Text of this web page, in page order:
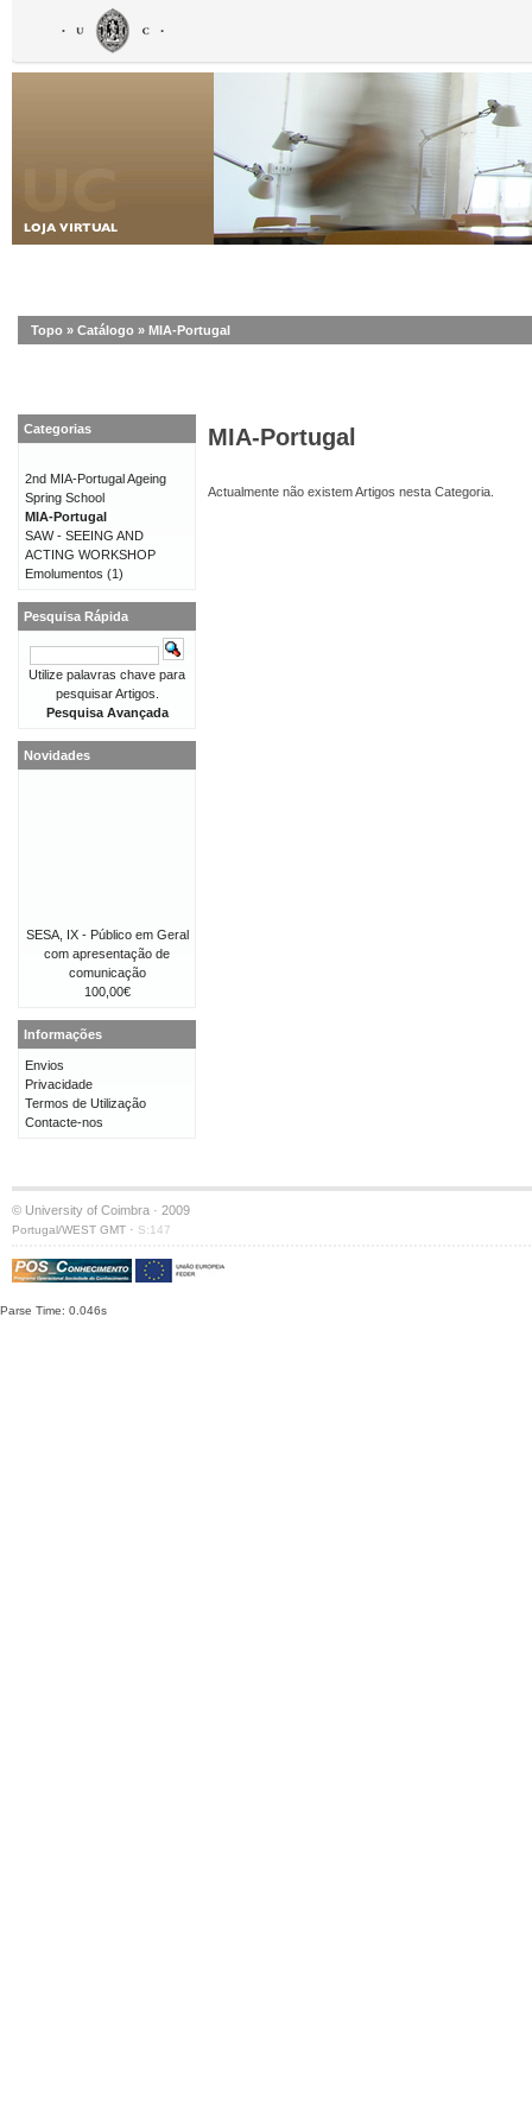
Topo » Catálogo » MIA-Portugal
MIA-Portugal
Actualmente não existem Artigos nesta Categoria.
Categorias
2nd MIA-Portugal Ageing
Spring School
MIA-Portugal
SAW - SEEING AND
ACTING WORKSHOP
Emolumentos (1)
Pesquisa Rápida
Utilize palavras chave para
pesquisar Artigos.
Pesquisa Avançada
Novidades
SESA, IX - Público em Geral
com apresentação de
comunicação
100,00€
Informações
Envios
Privacidade
Termos de Utilização
Contacte-nos
© University of Coimbra · 2009
Portugal/WEST GMT · S:147
Parse Time: 0.046s